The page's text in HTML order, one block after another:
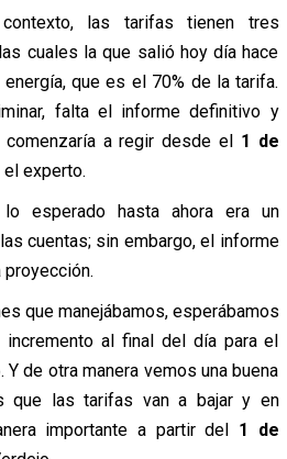
las tarifas tienen tres
cuales la que salió hoy día hace
que es el 70% de la tarifa.
falta el informe definitivo y
a regir desde el 1 de
experto.
lo esperado hasta ahora era un
cuentas; sin embargo, el informe
que manejábamos, esperábamos
incremento al final del día para el
de otra manera vemos una buena
que las tarifas van a bajar y en
importante a partir del 1 de